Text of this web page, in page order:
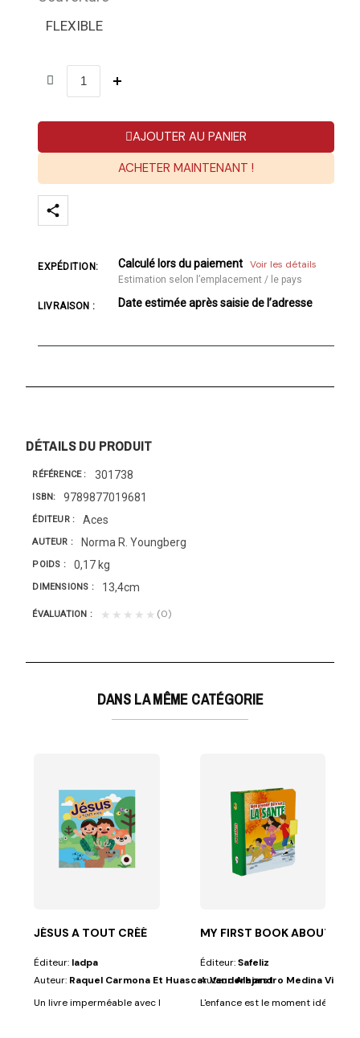
FLEXIBLE
AJOUTER AU PANIER
ACHETER MAINTENANT !
EXPÉDITION: Calculé lors du paiement Voir les détails
Estimation selon l’emplacement / le pays
LIVRAISON : Date estimée après saisie de l’adresse
DÉTAILS DU PRODUIT
RÉFÉRENCE 301738
ISBN 9789877019681
ÉDITEUR Aces
AUTEUR Norma R. Youngberg
POIDS 0,17 kg
DIMENSIONS 13,4cm
ÉVALUATION ★★★★★ (0)
DANS LA MÊME CATÉGORIE
églises un...
BY MY SELF
sûr, tu aimerais découvrir les histoires de...
JÉSUS A TOUT CRÉÉ
Éditeur: Iadpa
Auteur: Raquel Carmona Et Huascar Vanderhorst
Un livre imperméable avec lequel vos petits pourront jouer tout en
MY FIRST BOOK ABOUT
Éditeur:Safeliz
Auteur:Alejandro Medina
L'enfance est le moment idéal